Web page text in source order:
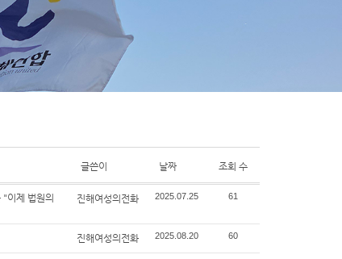
글쓴이 날짜 조회 수
이제 법원의
진해여성의전화 2025.07.25 61
진해여성의전화 2025.08.20 60